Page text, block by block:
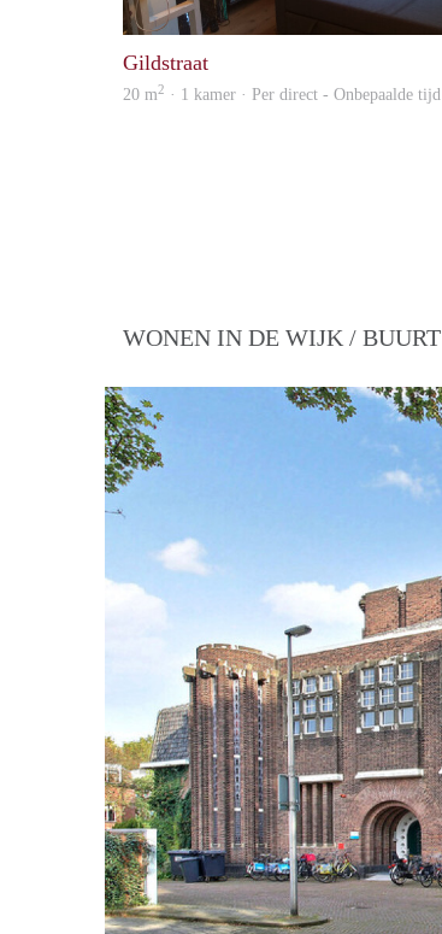
Gildstraat
20 m2 · 1 kamer · Per direct - Onbepaalde tijd
WONEN IN DE WIJK / BUURT